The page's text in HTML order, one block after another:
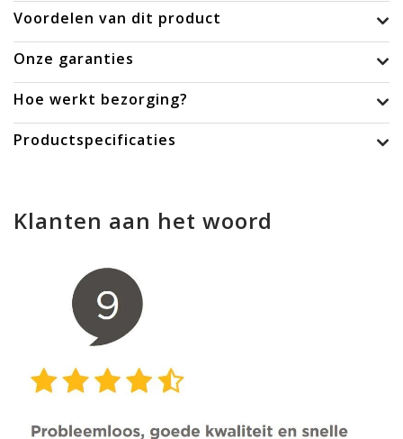
Voordelen van dit product
Onze garanties
Hoe werkt bezorging?
Productspecificaties
Klanten aan het woord